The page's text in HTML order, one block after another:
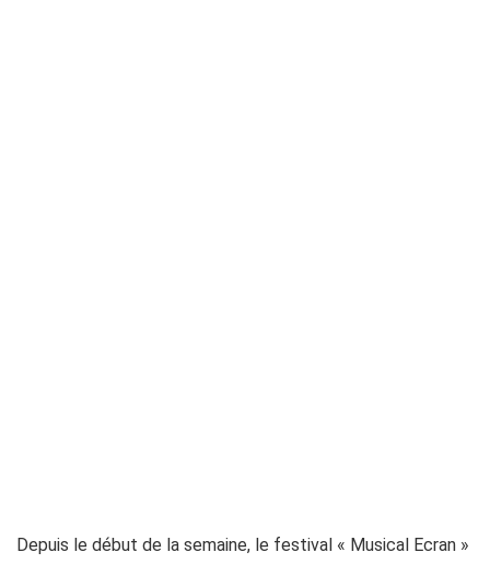
Depuis le début de la semaine, le festival « Musical Ecran »